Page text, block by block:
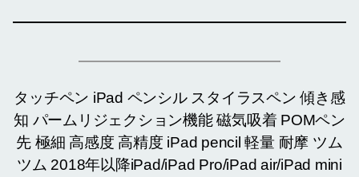
タッチペン iPad ペンシル スタイラスペン 傾き感
知 パームリジェクション機能 磁気吸着 POMペン
先 極細 高感度 高精度 iPad pencil 軽量 耐摩 ツム
ツム 2018年以降iPad/iPad Pro/iPad air/iPad mini